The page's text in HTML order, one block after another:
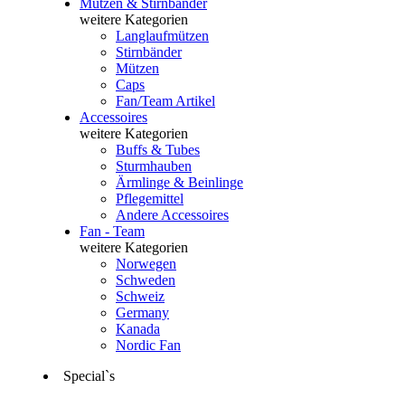
Mützen & Stirnbänder
weitere Kategorien
Langlaufmützen
Stirnbänder
Mützen
Caps
Fan/Team Artikel
Accessoires
weitere Kategorien
Buffs & Tubes
Sturmhauben
Ärmlinge & Beinlinge
Pflegemittel
Andere Accessoires
Fan - Team
weitere Kategorien
Norwegen
Schweden
Schweiz
Germany
Kanada
Nordic Fan
Special`s